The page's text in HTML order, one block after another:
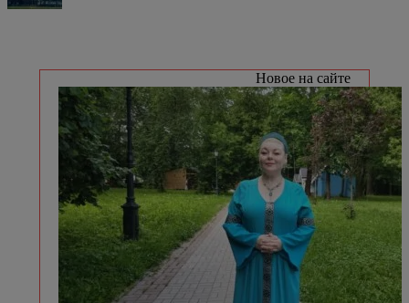
Новое на сайте